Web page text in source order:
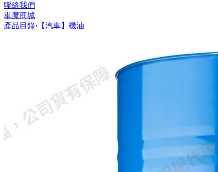
聯絡我們
車魔商城
產品目錄› 【汽車】機油